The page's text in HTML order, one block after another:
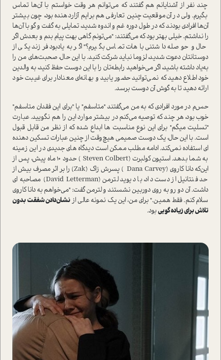
چند نفر از آشنایانم هم گفتند که می‌توانم هر وقت خوا‌ستم با آن‌ها تماس
بگیرم. ولی در آن‌موقعیت چنین تعارفی هم برایم آزاردهنده بود، چون بیشتر
آن‌ها افرادی بودند که در طول دوره غم و اندوه شدید، تمایلی به گفت و گو با آن‌ها
را نداشتم. خیلی بهتر بود که می‌گفتند: "می‌تونم گاهی بهت پیام بدم و بعدش اگر
حال و حوصله داشتنی باهات تماس بگیرم؟" اگر به‌یادبود فرزند یکی از
دوستانتان دعوت شدید، لزوما نباید شرکت کنید. با این حال، صحبت‌های من را
به‌یاد داشته باشید، اگر می‌خواهید رابطه‌تان را با این دوست حفظ کنید، به والدین
خود اطلاع دهید که نمی‌توانید حضور یابید و بهانه‌ای معنادار برای غیبت خود
ارائه دهید تا به گوش آن دوست برسد.
حس‌م در مورد افرادی که به من می‌گفتند "متاسفم" یا "برای این فقدان متاسفم"
خوب بود، هر چند که توصیه می‌کنم در بیشتر موارد این را هم نگویید. عبارت
"تسلیت میگم" برای این نوع مناسبت ها ابداع شده که از نظر من قابل قبول
ا‌ست. با این حال، یک دوست صمیمی هیچ‌وقت از چنین عبارات تسکین دهنده
ای ا‌ستفاده نمی‌کند. ادامه مطلب ممکن ا‌ست دیدگاه های جدیدی در این زمینه
به شما بدهد. ا‌ستیون کولبرت (Steven Colbert ) حدود 10 ماه پیش، پس از
این‌که دانا کاروی (Dana Carvey ) پسرش زاک (Zak) را بر اثر مصرف بیش از
حد فنتانیل از دست داد، با دیوید لترمن (David Letterman) مصاحبه ای
داشت. آن دو رو به روی دوربین نشستند و لترمن گفت‌: "می‌خواهم به دانا کاروی
سلام کنم. فقط همین." برای من‌، این یک نمونه عالی ازنشان‌دادن شفقت بدون
تلاش برای زیاده گوییبود.